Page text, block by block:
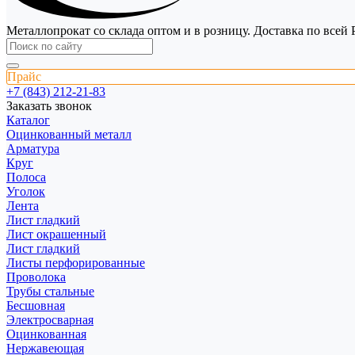
Металлопрокат со склада оптом и в розницу. Доставка по всей
Прайс
+7 (843) 212-21-83
Заказать звонок
Каталог
Оцинкованный металл
Арматура
Круг
Полоса
Уголок
Лента
Лист гладкий
Лист окрашенный
Лист гладкий
Листы перфорированные
Проволока
Трубы стальные
Бесшовная
Электросварная
Оцинкованная
Нержавеющая